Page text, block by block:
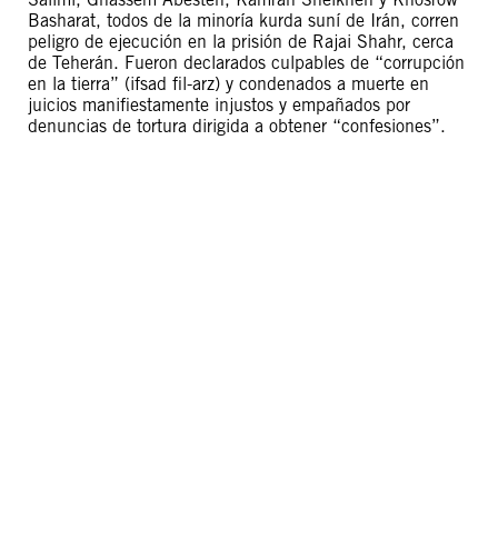
Basharat, todos de la minoría kurda suní de Irán, corren
peligro de ejecución en la prisión de Rajai Shahr, cerca
de Teherán. Fueron declarados culpables de “corrupción
en la tierra” (ifsad fil-arz) y condenados a muerte en
juicios manifiestamente injustos y empañados por
denuncias de tortura dirigida a obtener “confesiones”.